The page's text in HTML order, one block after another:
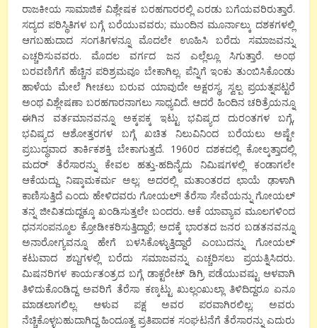
ರಾಜಕೀಯ ಸಾಮಾಜಿಕ ವಿಶ್ಲೇಷಕ ಬರಹಗಾರರಲ್ಲಿ ಎರಡು ಬಗೆಯವರಿರುತ್ತಾರೆ.
ಸದ್ಯದ ಪರಿಸ್ಥಿತಿಗಳ ಬಗ್ಗೆ ಬರೆಯುವವರು; ಮುಂದಿನ ಮೂರ್ನಾಲ್ಕು ದಶಕಗಳಲ್ಲಿ
ಆಗಬಹುದಾದ ಸಂಗತಿಗಳನ್ನೂ ಮೊದಲೇ ಊಹಿಸಿ ಬರೆದು ಸಮಾಜವನ್ನು
ಎಚ್ಚರಿಸುವವರು. ಮೊದಲ ವರ್ಗದ ಜನ ಎಲ್ಲೆಲ್ಲೂ ಸಿಗುತ್ತಾರೆ. ಅಂಥ
ಬರವಣಿಗೆಗೆ ಹೆಚ್ಚಿನ ಪರಿಶ್ರಮವೂ ಬೇಕಾಗಿಲ್ಲ. ಪೆನ್ನಿಗೆ ಇಂಕು ತುಂಬಿಸಿಕೊಂಡು
ಹಾಳೆಯ ಮೇಲೆ ಗೀಚಲು ಬರುವ ಯಾವುದೇ ಅಕ್ಷರಸ್ಥ, ಸ್ವಲ್ಪ ಪ್ರಯತ್ನಪಟ್ಟರೆ
ಅಂಥ ವಿಶ್ಲೇಷಣಾ ಬರಹಗಾರನಾಗಲು ಸಾಧ್ಯವಿದೆ. ಆದರೆ ಹಿಂದಿನ ಚರಿತ್ರೆಯನ್ನೂ
ಈಗಿನ ವರ್ತಮಾನವನ್ನೂ ಅಕ್ಕಪಕ್ಕ ಇಟ್ಟು ಭವಿಷ್ಯದ ದುರಂತಗಳ ಬಗ್ಗೆ,
ಭವಿಷ್ಯದ ಆಶೋತ್ತರಗಳ ಬಗ್ಗೆ ಖಚಿತ ನಿಲುವಿನಿಂದ ಬರೆಯಲು ಅಷ್ಟೇ
ಪ್ರಬುದ್ಧವಾದ ತಾರ್ಕಿಕಶಕ್ತಿ ಬೇಕಾಗುತ್ತದೆ. 1960ರ ದಶಕದಲ್ಲಿ ಕೋಲ್ಕತ್ತಾದಲ್ಲಿ
ಮದರ್ ತೆರೆಸಾರನ್ನು ಕೇವಲ ಹತ್ತು-ಹದಿನೈದು ನಿಮಿಷಗಳಲ್ಲಿ ಕಂಡಾಗಲೇ
ಆಕೆಯದ್ದು ನಿಷ್ಕಾಮಕರ್ಮ ಅಲ್ಲ; ಅದರಲ್ಲಿ ಮತಾಂತರದ ಛಾಯೆ ಢಾಳಾಗಿ
ಕಾಣಿಸುತ್ತಿದೆ ಎಂದು ಹೇಳಿದವರು ಗೋಯಲ್! ತೆರೆಸಾ ಸೇವೆಯನ್ನು ಗೋಯಲ್
ತನ್ನ ಜೀವಿತದುದ್ದಕ್ಕೂ ಖಂಡಿಸುತ್ತಲೇ ಬಂದರು. ಆಕೆ ಯಾವ್ಯಾವ ಮೂಲಗಳಿಂದ
ಧನಸಂಪನ್ಮೂಲ ಕ್ರೋಡೀಕರಿಸುತ್ತಿದ್ದಾರೆ; ಅದಕ್ಕೆ ಭಾರತದ ಜನರ ಬಡತನವನ್ನೂ
ಅನಾರೋಗ್ಯವನ್ನೂ ಹೇಗೆ ಬಳಸಿಕೊಳ್ಳುತ್ತಿದ್ದಾರೆ ಎಂಬುದನ್ನು ಗೋಯಲ್
ಕಟುವಾದ ಶಬ್ದಗಳಲ್ಲಿ ಬರೆದು ಸಮಾಜವನ್ನು ಎಚ್ಚರಿಸಲು ಪ್ರಯತ್ನಿಸಿದರು.
ಮಿಷನರಿಗಳ ಕಾರ್ಯತಂತ್ರದ ಬಗ್ಗೆ ಡಾಕ್ಟರೇಟ್ ಡಿಗ್ರಿ ಪಡೆಯುವಷ್ಟು ಆಳವಾಗಿ
ತಿಳಿದುಕೊಂಡಿದ್ದ ಅವರಿಗೆ ತೆರೆಸಾ ಕಣ್ಕಟ್ಟು ಖುಲ್ಲಂಖುಲ್ಲಾ ತಿಳಿದಿದ್ದರೂ ಏನೂ
ಮಾಡಲಾಗಲಿಲ್ಲ. ಆಳುವ ಪಕ್ಷ ಅವರ ಪರವಾಗಿರಲಿಲ್ಲ; ಅವರು
ನೆಚ್ಚಿಕೊಳ್ಳಬಹುದಾಗಿದ್ದ ಹಿಂದೂತ್ವ ಪ್ರತಿಪಾದಕ ಸಂಘಟನೆಗೆ ತೆರೆಸಾರನ್ನು ಎದುರು